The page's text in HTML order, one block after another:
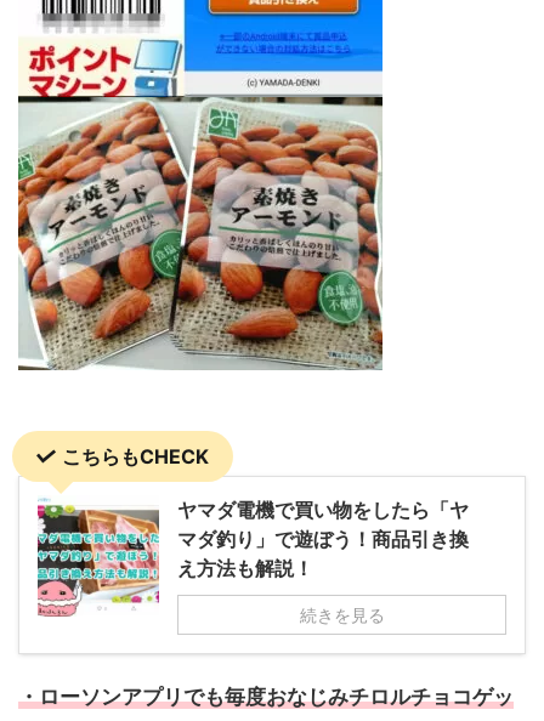
こちらもCHECK
ヤマダ電機で買い物をしたら「ヤ
マダ釣り」で遊ぼう！商品引き換
え方法も解説！
続きを見る
・ローソンアプリでも毎度おなじみチロルチョコゲッ